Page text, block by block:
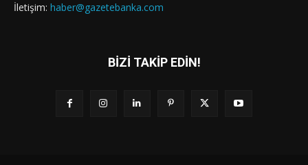
İletişim: haber@gazetebanka.com
BİZİ TAKİP EDİN!